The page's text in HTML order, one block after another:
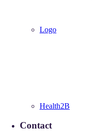
Logo
Health2B
Contact